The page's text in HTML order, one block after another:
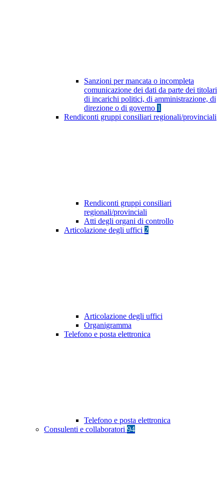
Sanzioni per mancata o incompleta
comunicazione dei dati da parte dei titolari
di incarichi politici, di amministrazione, di
direzione o di governo 1
Rendiconti gruppi consiliari regionali/provinciali
Rendiconti gruppi consiliari
regionali/provinciali
Atti degli organi di controllo
Articolazione degli uffici 2
Articolazione degli uffici
Organigramma
Telefono e posta elettronica
Telefono e posta elettronica
Consulenti e collaboratori 94